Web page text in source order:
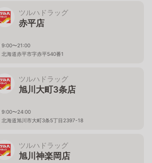
ツルハドラッグ
赤平店
9:00〜21:00
北海道赤平市字赤平540番1
ツルハドラッグ
旭川大町3条店
9:00〜24:00
北海道旭川市大町3条5丁目2397-18
ツルハドラッグ
旭川神楽岡店